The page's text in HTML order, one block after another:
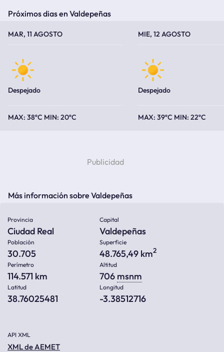
Próximos dias en Valdepeñas
MAR, 11 AGOSTO
Despejado
38ºC 20ºC
MIE, 12 AGOSTO
Despejado
39ºC 22ºC
Más información sobre Valdepeñas
Provincia
Ciudad Real
Capital
Valdepeñas
Población
30.705
Superficie
48.765,49 km2
Perímetro
114.571 km
Altitud
706 msnm
Latitud
38.76025481
Longitud
-3.38512716
API XML
XML de AEMET